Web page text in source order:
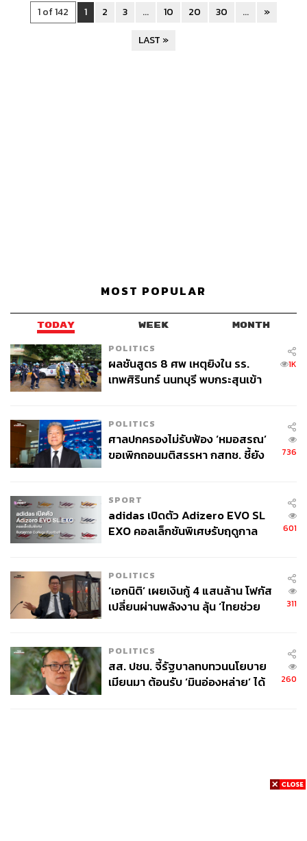
1 of 142 1 2 3 ... 10 20 30 ...
»
LAST »
MOST POPULAR
TODAY WEEK MONTH
POLITICS
ผลชันสูตร 8 ศพ เหตุยิงใน รร.
เทพศิรินทร์ นนทบุรี พบกระสุนเข้า
1K
POLITICS
ศาลปกครองไม่รับฟ้อง ‘หมอสรณ’
ขอเพิกถอนมติสรรหา กสทช. ชี้ยัง
736
SPORT
adidas เปิดตัว Adizero EVO SL
EXO คอลเล็กชันพิเศษรับฤดูกาล
601
POLITICS
‘เอกนิติ’ เผยเงินกู้ 4 แสนล้าน โฟกัส
เปลี่ยนผ่านพลังงาน ลุ้น ‘ไทยช่วย
311
POLITICS
สส. ปชน. จี้รัฐบาลทบทวนนโยบาย
เมียนมา ต้อนรับ ‘มินอ่องหล่าย’ ได้
260